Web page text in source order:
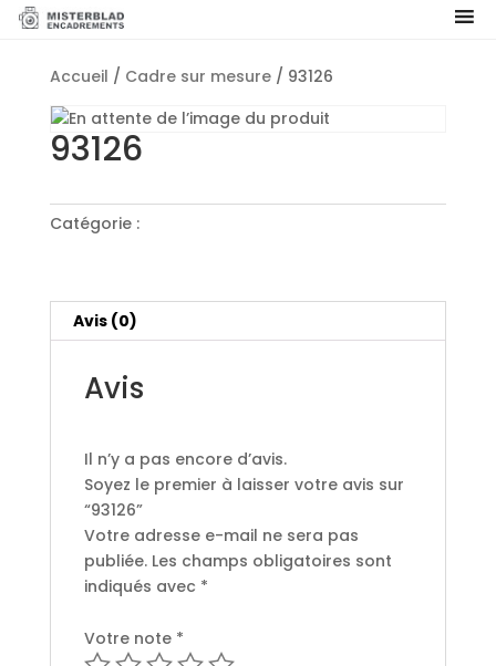
Accueil / Cadre sur mesure/ 93126
93126
Catégorie :
Avis (0)
Avis
Il n’y a pas encore d’avis.
Soyez le premier à laisser votre avis sur
“93126”
Votre adresse e-mail ne sera pas
publiée. Les champs obligatoires sont
indiqués avec *
Votre note *